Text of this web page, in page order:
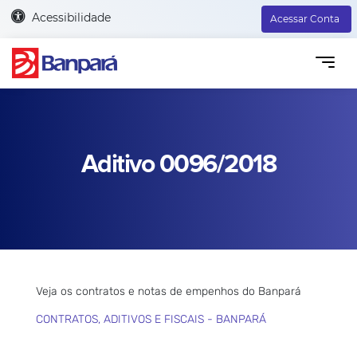
Acessibilidade Acessar Conta
Aditivo 0096/2018
Veja os contratos e notas de empenhos do Banpará
CONTRATOS, ADITIVOS E FISCAIS - BANPARÁ